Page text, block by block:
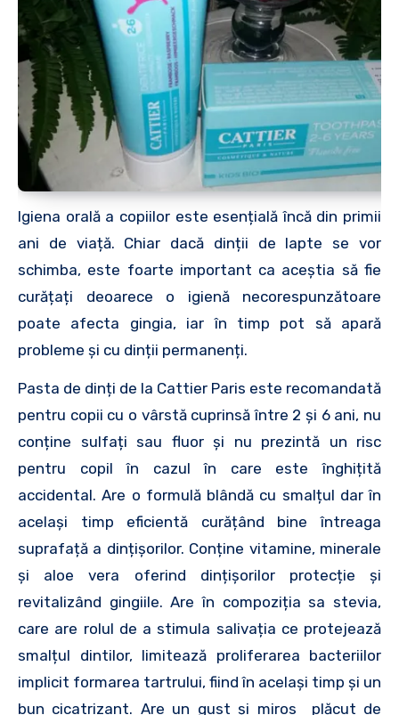
Igiena orală a copiilor este esențială încă din primii
ani de viață. Chiar dacă dinții de lapte se vor
schimba, este foarte important ca aceștia să fie
curățați deoarece o igienă necorespunzătoare
poate afecta gingia, iar în timp pot să apară
probleme și cu dinții permanenți.
Pasta de dinți de la Cattier Paris este recomandată
pentru copii cu o vârstă cuprinsă între 2 și 6 ani, nu
conține sulfați sau fluor și nu prezintă un risc
pentru copil în cazul în care este înghițită
accidental. Are o formulă blândă cu smalțul dar în
același timp eficientă curățând bine întreaga
suprafață a dințișorilor. Conține vitamine, minerale
și aloe vera oferind dințișorilor protecție și
revitalizând gingiile. Are în compoziția sa stevia,
care are rolul de a stimula salivația ce protejează
smalțul dintilor, limitează proliferarea bacteriilor
implicit formarea tartrului, fiind în același timp și un
bun cicatrizant. Are un gust și miros plăcut de